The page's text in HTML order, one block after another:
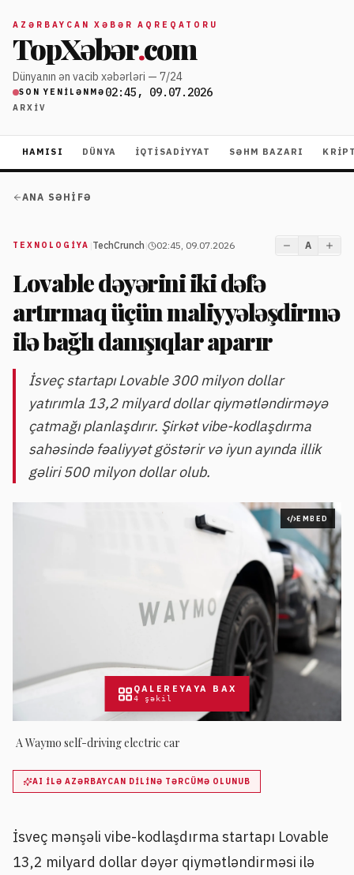
AZƏRBAYCAN XƏBƏR AQREQATORU
TopXəbər.com
Dünyanın ən vacib xəbərləri — 7/24
SON YENILƏNMƏ 02:45, 09.07.2026
ARXIV
HAMISI DÜNYA İQTISADIYYAT SƏHM BAZARI
ANA SƏHIFƏ
TEXNOLOGIYA TechCrunch 02:45, 09.07.2026 A
Lovable dəyərini iki dəfə
artırmaq üçün maliyyələşdirmə
ilə bağlı danışıqlar aparır
İsveç startapı Lovable 300 milyon dollar
yatırımla 13,2 milyard dollar qiymətləndirməyə
çatmağı planlaşdırır. Şirkət vibe-kodlaşdırma
sahəsində fəaliyyət göstərir və iyun ayında illik
gəliri 500 milyon dollar olub.
QALEREYAYA BAX
4 şəkil
EMBED
A Waymo self-driving electric car
AI ILƏ AZƏRBAYCAN DILINƏ TƏRCÜMƏ OLUNUB
İsveç mənşəli vibe-kodlaşdırma startapı Lovable
13,2 milyard dollar dəyər qiymətləndirməsi ilə